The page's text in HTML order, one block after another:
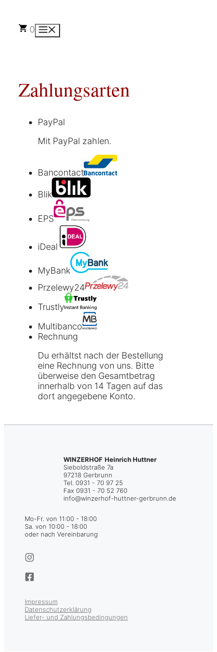
springen
0
Zahlungsarten
PayPal
Mit PayPal zahlen.
Bancontact
Blik
EPS
iDeal
MyBank
Przelewy24
Trustly
Multibanco
Rechnung
Du erhältst nach der Bestellung
eine Rechnung von uns. Bitte
überweise den Gesamtbetrag
innerhalb von 14 Tagen auf das
dort angegebene Konto.
WINZERHOF Heinrich Huttner
Sieboldstraße 7a
97218 Gerbrunn
Tel. 0931 - 70 97 25
Fax 0931 - 70 52 760
info@winzerhof-huttner-gerbrunn.de
Mo-Fr. von 11:00 - 18:00
Sa. von 10:00 - 18:00
oder nach Vereinbarung
Impressum
Datenschutzerklärung
Liefer- und Zahlungsbedingungen